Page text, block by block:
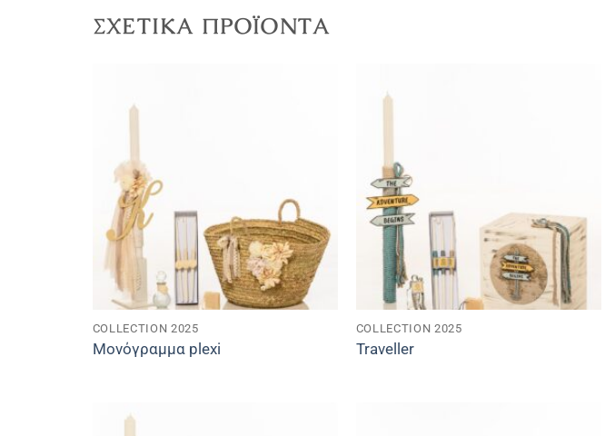
ΣΧΕΤΙΚΆ ΠΡΟΪΌΝΤΑ
COLLECTION 2025
Μονόγραμμα plexi
COLLECTION 2025
Traveller